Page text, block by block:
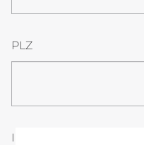
PLZ
Ihre bisherige Adresse